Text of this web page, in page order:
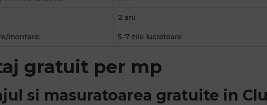
2 ani
montare: 5-7 zile lucratoare
gratuit per mp
si masuratoarea gratuite in